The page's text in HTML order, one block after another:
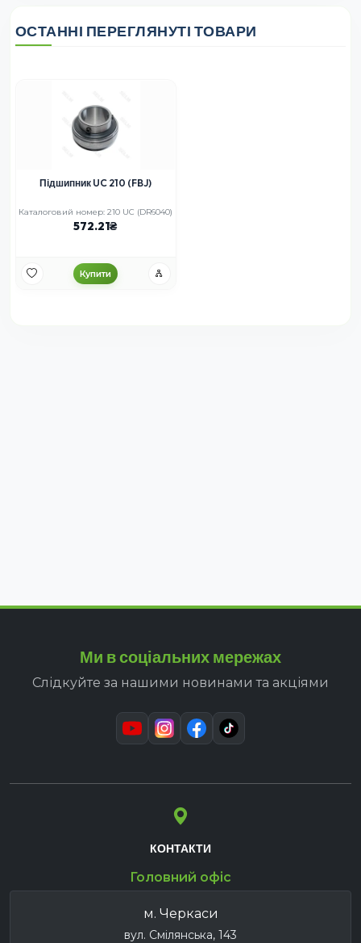
ОСТАННІ ПЕРЕГЛЯНУТІ ТОВАРИ
Підшипник UC 210 (FBJ)
Каталоговий номер: 210 UC (DR6040)
572.21
Купити
Ми в соціальних мережах
Слідкуйте за нашими новинами та акціями
КОНТАКТИ
Головний офіс
м. Черкаси
вул. Смілянська, 143